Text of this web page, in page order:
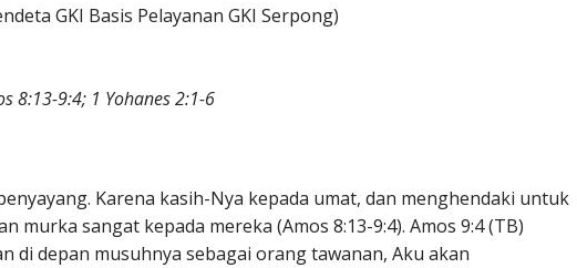
GKI Basis Pelayanan GKI Serpong)
8:13-9:4; 1 Yohanes 2:1-6
Karena kasih-Nya kepada umat, dan menghendaki untuk
murka sangat kepada mereka (Amos 8:13-9:4). Amos 9:4 (TB)
di depan musuhnya sebagai orang tawanan, Aku akan